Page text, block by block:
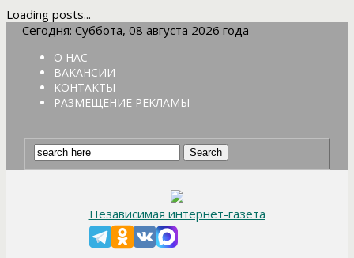
Loading posts...
Сегодня: Суббота, 08 августа 2026 года
О НАС
ВАКАНСИИ
КОНТАКТЫ
РАЗМЕЩЕНИЕ РЕКЛАМЫ
Независимая интернет-газета